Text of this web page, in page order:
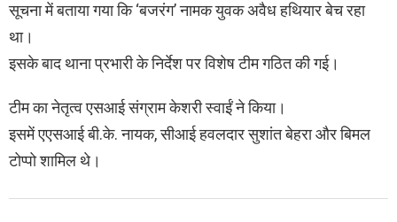
सूचना में बताया गया कि ‘बजरंग’ नामक युवक अवैध हथियार बेच रहा
था।
इसके बाद थाना प्रभारी के निर्देश पर विशेष टीम गठित की गई।
टीम का नेतृत्व एसआई संग्राम केशरी स्वाईं ने किया।
इसमें एएसआई बी.के. नायक, सीआई हवलदार सुशांत बेहरा और बिमल
टोप्पो शामिल थे।